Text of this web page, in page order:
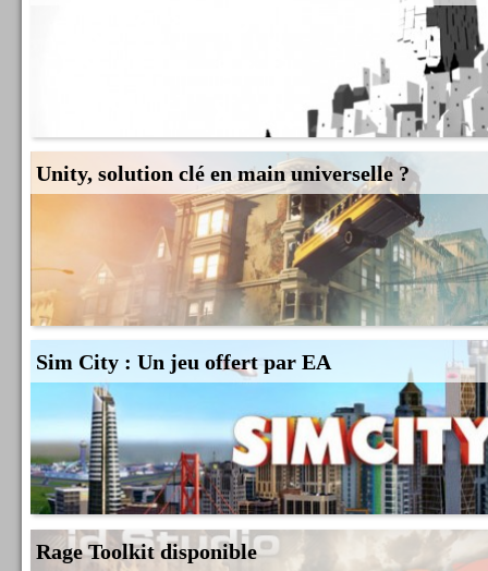
Unity, solution clé en main universelle ?
Sim City : Un jeu offert par EA
Rage Toolkit disponible